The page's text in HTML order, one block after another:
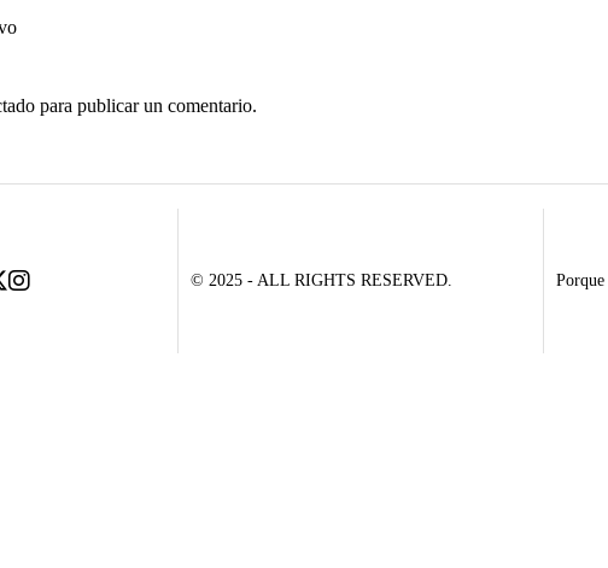
para publicar un comentario.
© 2025 - ALL RIGHTS RESERVED.